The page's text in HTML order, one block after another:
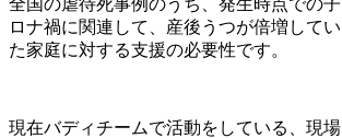
ロナ禍に関連して、産後うつが倍増して
た家庭に対する支援の必要性です。
現在バディチームで活動をしている、現